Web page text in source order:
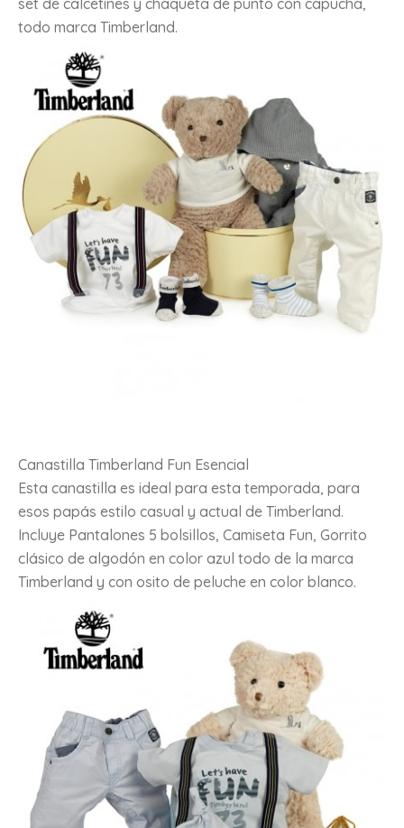
set de calcetines y chaqueta de punto con capucha,
todo marca Timberland.
Canastilla Timberland Fun Esencial
Esta canastilla es ideal para esta temporada, para
esos papás estilo casual y actual de Timberland.
Incluye Pantalones 5 bolsillos, Camiseta Fun, Gorrito
clásico de algodón en color azul todo de la marca
Timberland y con osito de peluche en color blanco.